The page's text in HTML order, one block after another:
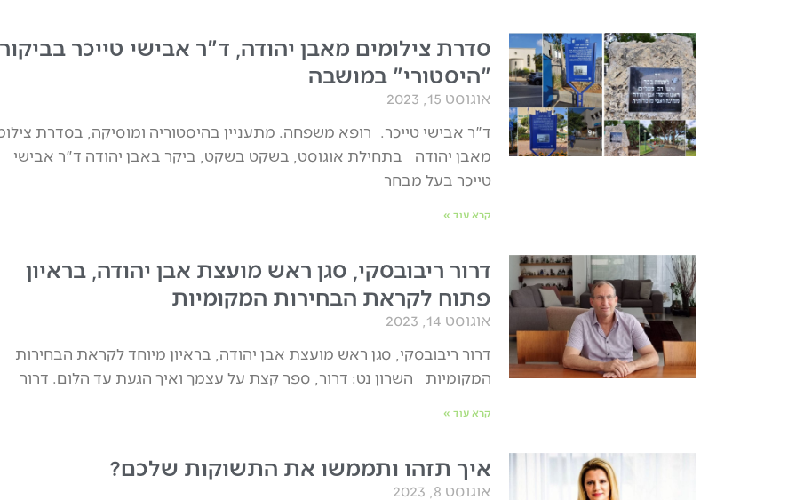
סדרת צילומים מאבן יהודה, ד"ר אבישי טייכר בביקור
"היסטורי" במושבה
אוגוסט 15, 2023
ד"ר אבישי טייכר. רופא משפחה. מתעניין בהיסטוריה ומוסיקה, בסדרת
מאבן יהודה בתחילת אוגוסט, בשקט בשקט, ביקר באבן יהודה ד"ר אבישי
טייכר בעל מבחר
קרא עוד »
דרור ריבובסקי, סגן ראש מועצת אבן יהודה, בראיון
פתוח לקראת הבחירות המקומיות
אוגוסט 14, 2023
דרור ריבובסקי, סגן ראש מועצת אבן יהודה, בראיון מיוחד לקראת הבחירות
המקומיות השרון נט: דרור, ספר קצת על עצמך ואיך הגעת עד הלום. דרור
קרא עוד »
איך תזהו ותממשו את התשוקות שלכם?
אוגוסט 8, 2023